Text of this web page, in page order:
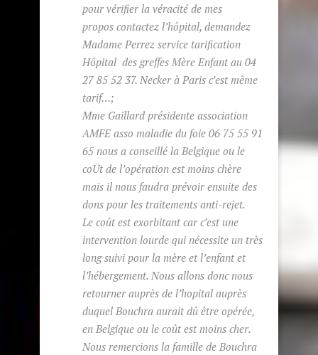
pour vérifier la véracité de mes
propos contactez l’hôpital, demandez
Madame Perrez service tarification
Hôpital des greffes Mère Enfant au 04
27 85 52 37. Necker à Paris c’est même
tarif…;
Mme Gaillard présidente association
AMFE asso maladie du foie 06 75 55 91
65 nous a conseillé la Belgique ou le
coÜt de l’opération est moins chère
mais il nous faudra prévoir ensuite des
dons pour les traitements anti-rejet.
Le coût est exorbitant car c’est une
intervention lourde qui nécessite un très
long suivi pour la mère et l’enfant et
l’hébergement. Nous allons donc nous
retourner auprès de l’hopital auprès
duquel Bouchra aurait dû être opérée,
en Belgique ou le coût est moins cher.
Nous remercions la famille de Bouchra